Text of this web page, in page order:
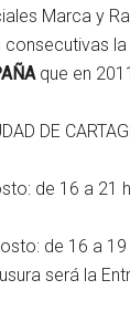
Marca y
que en
DE
de 16 a 21
de 16 a
será la